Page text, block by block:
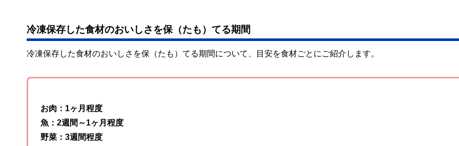
冷凍保存した食材のおいしさを保（たも）てる期間
冷凍保存した食材のおいしさを保（たも）てる期間について、目安を食材ごとにご紹介します。
お肉：1ヶ月程度
魚：2週間～1ヶ月程度
野菜：3週間程度